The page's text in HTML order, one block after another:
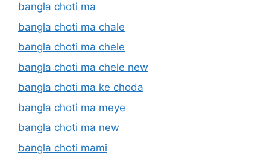
bangla choti ma
bangla choti ma chale
bangla choti ma chele
bangla choti ma chele new
bangla choti ma ke choda
bangla choti ma meye
bangla choti ma new
bangla choti mami